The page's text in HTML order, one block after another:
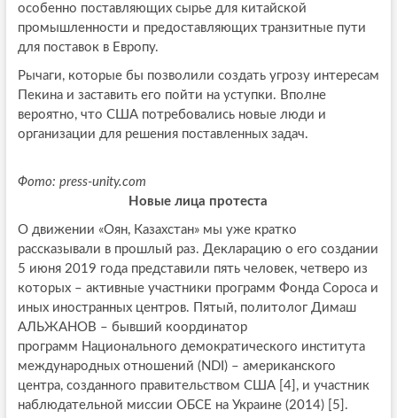
особенно поставляющих сырье для китайской
промышленности и предоставляющих транзитные пути
для поставок в Европу.
Рычаги, которые бы позволили создать угрозу интересам
Пекина и заставить его пойти на уступки. Вполне
вероятно, что США потребовались новые люди и
организации для решения поставленных задач.
Фото: press-unity.com
Новые лица протеста
О движении «Оян, Казахстан» мы уже кратко
рассказывали в прошлый раз. Декларацию о его создании
5 июня 2019 года представили пять человек, четверо из
которых – активные участники программ Фонда Сороса и
иных иностранных центров. Пятый, политолог Димаш
АЛЬЖАНОВ – бывший координатор
программ Национального демократического института
международных отношений (NDI) – американского
центра, созданного правительством США [4], и участник
наблюдательной миссии ОБСЕ на Украине (2014) [5].